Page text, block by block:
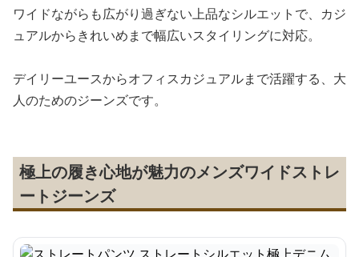
ワイドながらも広がり過ぎない上品なシルエットで、カジ
ュアルからきれいめまで幅広いスタイリングに対応。
デイリーユースからオフィスカジュアルまで活躍する、大
人のためのジーンズです。
極上の履き心地が魅力のメンズワイドストレ
ートジーンズ